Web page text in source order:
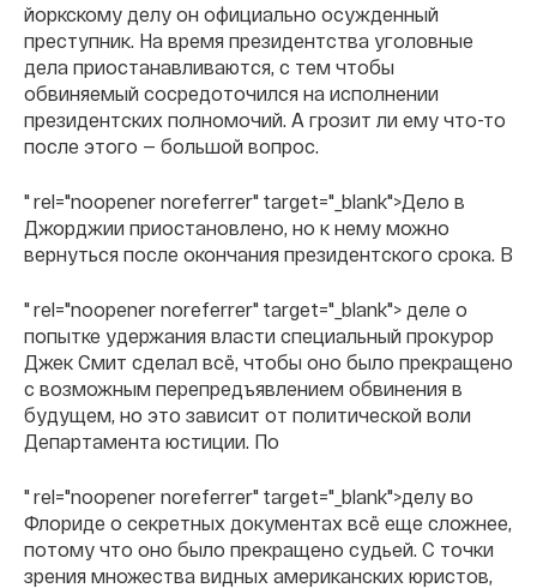
йоркскому делу он официально осужденный
преступник. На время президентства уголовные
дела приостанавливаются, с тем чтобы
обвиняемый сосредоточился на исполнении
президентских полномочий. А грозит ли ему что-то
после этого — большой вопрос.
" rel="noopener noreferrer" target="_blank">Дело в
Джорджии приостановлено, но к нему можно
вернуться после окончания президентского срока. В
" rel="noopener noreferrer" target="_blank"> деле о
попытке удержания власти специальный прокурор
Джек Смит сделал всё, чтобы оно было прекращено
с возможным перепредъявлением обвинения в
будущем, но это зависит от политической воли
Департамента юстиции. По
" rel="noopener noreferrer" target="_blank">делу во
Флориде о секретных документах всё еще сложнее,
потому что оно было прекращено судьей. С точки
зрения множества видных американских юристов,